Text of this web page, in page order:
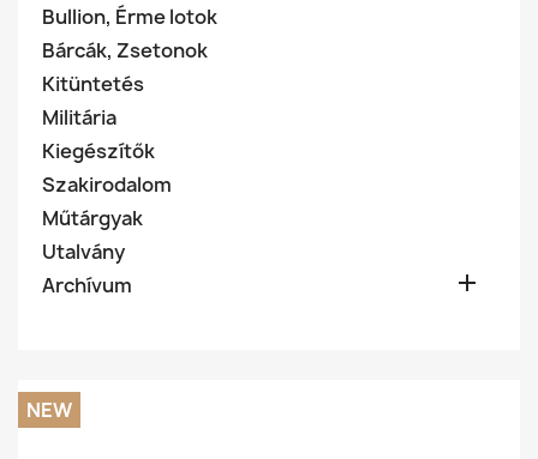
Bullion, Érme lotok
Bárcák, Zsetonok
Kitüntetés
Militária
Kiegészítők
Szakirodalom
Műtárgyak
Utalvány
Archívum

NEW